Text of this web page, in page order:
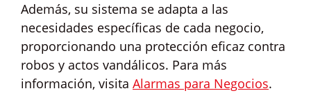
Además, su sistema se adapta a las
necesidades específicas de cada negocio,
proporcionando una protección eficaz contra
robos y actos vandálicos. Para más
información, visita Alarmas para Negocios.